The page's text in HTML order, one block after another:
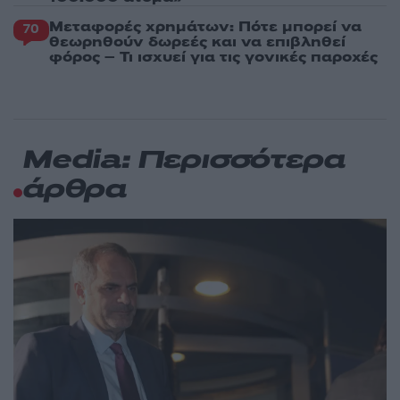
70 Μεταφορές χρημάτων: Πότε μπορεί να
θεωρηθούν δωρεές και να επιβληθεί
φόρος – Τι ισχυεί για τις γονικές παροχές
Media: Περισσότερα
άρθρα